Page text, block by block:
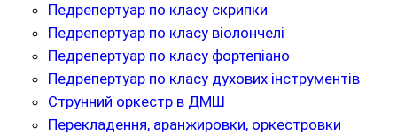
Педрепертуар по класу скрипки
Педрепертуар по класу віолончелі
Педрепертуар по класу фортепіано
Педрепертуар по класу духових інструментів
Струнний оркестр в ДМШ
Перекладення, аранжировки, оркестровки